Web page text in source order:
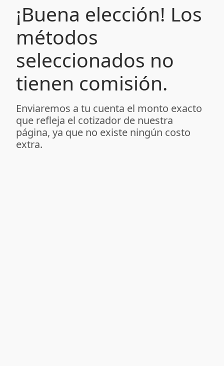
¡Buena elección! Los
métodos
seleccionados no
tienen comisión.
Enviaremos a tu cuenta el monto exacto
que refleja el cotizador de nuestra
página, ya que no existe ningún costo
extra.